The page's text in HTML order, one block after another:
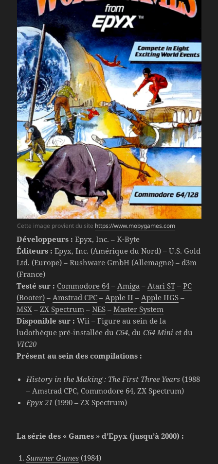
Cette image provient du site https://www.mobygames.com
Développeurs : Epyx, Inc. – K-Byte
Éditeurs : Epyx, Inc. (Amérique du Nord) – U.S. Gold
Ltd. (Europe) – Rushware GmbH (Allemagne) – d3m
(France)
Testé sur : Commodore 64 –Amiga –Atari ST –PC
(Booter) –Amstrad CPC –Apple II –Apple IIGS –
MSX –ZX Spectrum –NES –Master System
Disponible sur : Wii – Figure au sein de la
ludothèque pré-installée duC64, duC64 Mini et du
VIC20
Présent au sein des compilations :
History in the Making : The First Three Years (1988
– Amstrad CPC, Commodore 64, ZX Spectrum)
Epyx 21 (1990 – ZX Spectrum)
La série des « Games » d’Epyx (jusqu’à 2000) :
Summer Games (1984)